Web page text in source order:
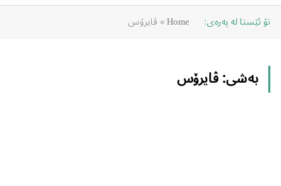
تۆ ئێستا لە پەرەی: Home
»ڤایرۆس
بەشی:ڤایرۆس